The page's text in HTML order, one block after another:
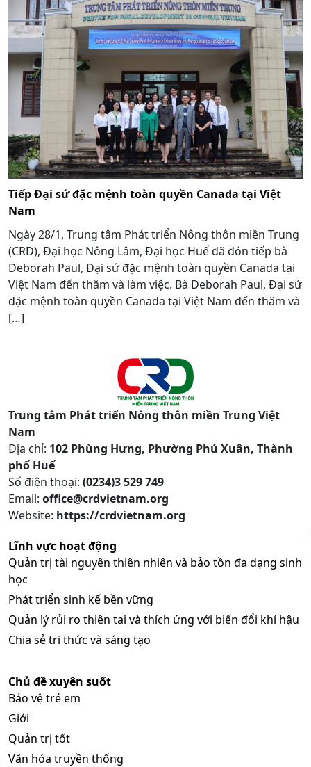
Tiếp Đại sứ đặc mệnh toàn quyền Canada tại Việt
Nam
Ngày 28/1, Trung tâm Phát triển Nông thôn miền Trung
(CRD), Đại học Nông Lâm, Đại học Huế đã đón tiếp bà
Deborah Paul, Đại sứ đặc mệnh toàn quyền Canada tại
Việt Nam đến thăm và làm việc. Bà Deborah Paul, Đại sứ
đặc mệnh toàn quyền Canada tại Việt Nam đến thăm và
[…]
Trung tâm Phát triển Nông thôn miền Trung Việt
Nam
Địa chỉ: 102 Phùng Hưng, Phường Phú Xuân, Thành
phố Huế
Số điện thoại: (0234)3 529 749
Email: office@crdvietnam.org
Website: https://crdvietnam.org
Lĩnh vực hoạt động
Quản trị tài nguyên thiên nhiên và bảo tồn đa dạng sinh
học
Phát triển sinh kế bền vững
Quản lý rủi ro thiên tai và thích ứng với biến đổi khí hậu
Chia sẻ tri thức và sáng tạo
Chủ đề xuyên suốt
Bảo vệ trẻ em
Giới
Quản trị tốt
Văn hóa truyền thống